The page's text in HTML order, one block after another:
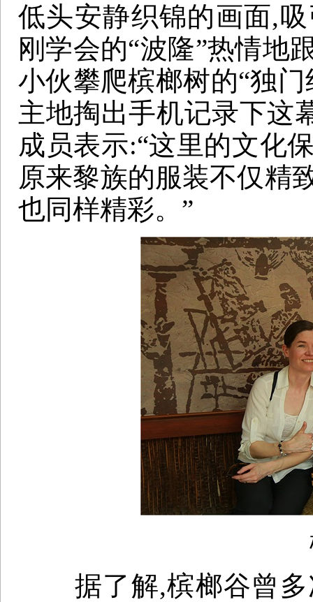
低头安静织锦的画面,
刚学会的“波隆”热情地
小伙攀爬槟榔树的“独
主地掏出手机记录下这
成员表示:“这里的文化
原来黎族的服装不仅精
也同样精彩。”
槟
据了解,槟榔谷曾多